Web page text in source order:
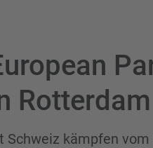
Rotterdam
kämpfen vom